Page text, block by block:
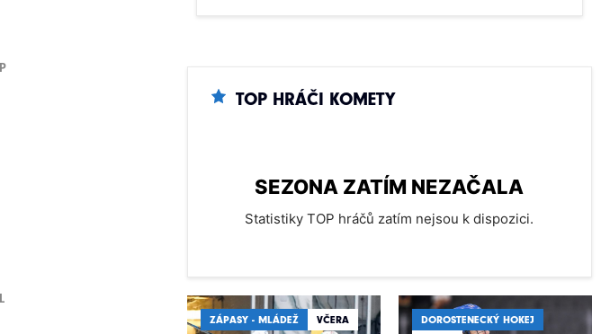
P
L
TOP HRÁČI KOMETY
SEZONA ZATÍM NEZAČALA
Statistiky TOP hráčů zatím nejsou k dispozici.
ZÁPASY - MLÁDEŽ VČERA
DOROSTENECKÝ HOKEJ